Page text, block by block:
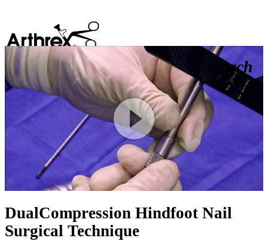
search
Play
Video
DualCompression Hindfoot Nail
Surgical Technique